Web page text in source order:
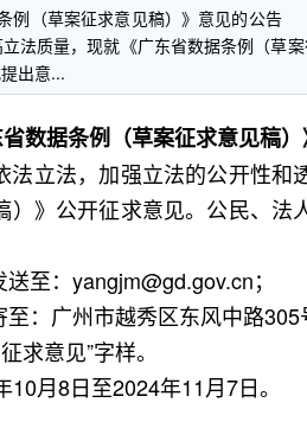
例（草案征求意见稿）》意见的公
法质量，现就《广东省数据条例（草
出意...
数据条例（草案征求意见稿
立法，加强立法的公开性和
）》公开征求意见。公民、
：yangjm@gd.gov.cn；
广州市越秀区东风中路305
求意见”字样。
月8日至2024年11月7日。